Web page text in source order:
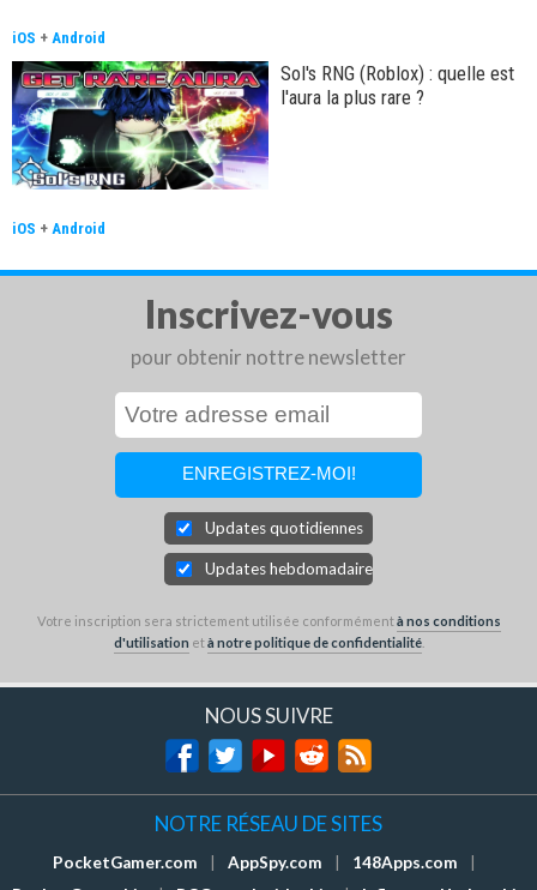
iOS + Android
Sol's RNG (Roblox) : quelle est
l'aura la plus rare ?
iOS + Android
Inscrivez-vous
pour obtenir nottre newsletter
Updates quotidiennes
Updates hebdomadaires
Votre inscription sera strictement utilisée conformémentà nos conditions
d'utilisation età notre politique de confidentialité.
NOUS SUIVRE
NOTRE RÉSEAU DE SITES
PocketGamer.com AppSpy.com 148Apps.com